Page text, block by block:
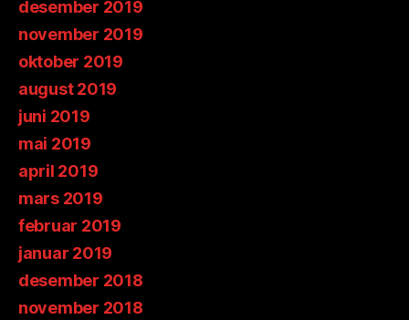
desember 2019
november 2019
oktober 2019
august 2019
juni 2019
mai 2019
april 2019
mars 2019
februar 2019
januar 2019
desember 2018
november 2018